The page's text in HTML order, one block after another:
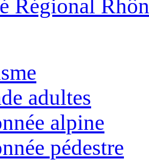
Régional
adultes
alpine
pédestre